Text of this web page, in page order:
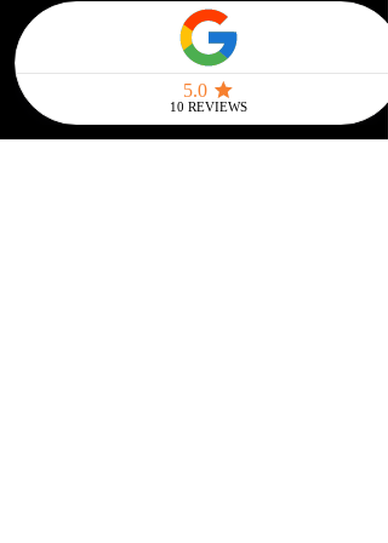
automatique le suivi de votre
colis (vérifiez vos spams si vous
n'avez rien reçu).